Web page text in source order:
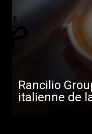
Rancilio
italienne de